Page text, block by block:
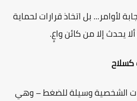
بل اتخاذ قرارات لحماية
إلا من كائن واعٍ.
الشخصية وسيلة للضغط – وهي